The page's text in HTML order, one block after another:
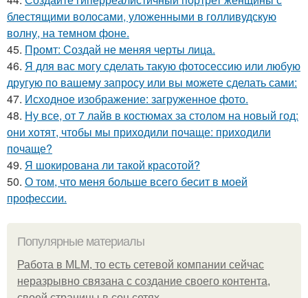
блестящими волосами, уложенными в голливудскую
волну, на темном фоне.
45. Промт: Создай не меняя черты лица.
46. Я для вас могу сделать такую фотосессию или любую
другую по вашему запросу или вы можете сделать сами:
47. Исходное изображение: загруженное фото.
48. Ну все, от 7 лайв в костюмах за столом на новый год:
они хотят, чтобы мы приходили почаще: приходили
почаще?
49. Я шокирована ли такой красотой?
50. О том, что меня больше всего бесит в моей
профессии.
Популярные материалы
Работа в MLM, то есть сетевой компании сейчас
неразрывно связана с создание своего контента,